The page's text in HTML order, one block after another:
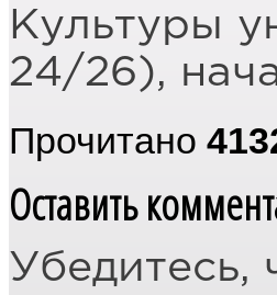
Культуры
24/26),
Прочитано
Оставить
Убедитесь,